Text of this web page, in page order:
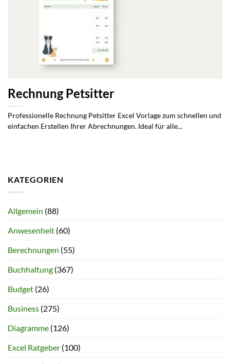
Rechnung Petsitter
Professionelle Rechnung Petsitter Excel Vorlage zum schnellen und
einfachen Erstellen Ihrer Abrechnungen. Ideal für alle...
KATEGORIEN
Allgemein (88)
Anwesenheit (60)
Berechnungen (55)
Buchhaltung (367)
Budget (26)
Business (275)
Diagramme (126)
Excel Ratgeber (100)